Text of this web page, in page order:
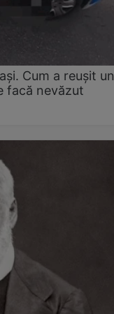
Cum a reușit un
facă nevăzut